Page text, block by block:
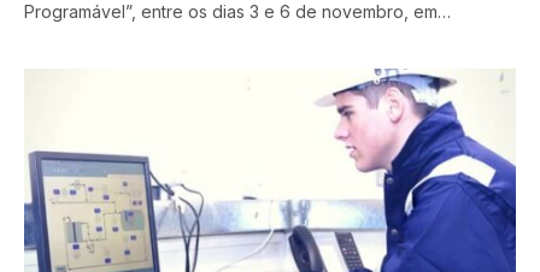
Programável”, entre os dias 3 e 6 de novembro, em…